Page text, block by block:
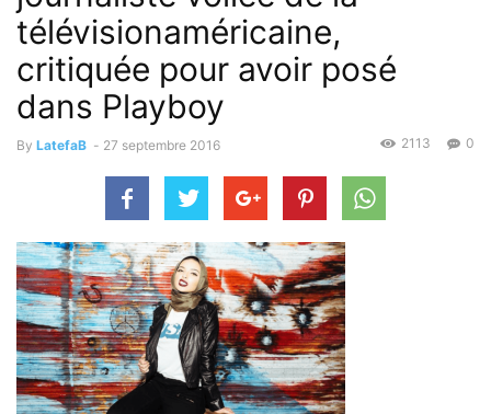
télévisionaméricaine,
critiquée pour avoir posé
dans Playboy
By LatefaB - 27 septembre 2016 0
2113